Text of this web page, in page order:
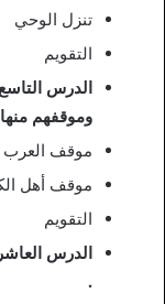
تنزل الوحي
التقويم
الدرس
وموقفهم منها
موقف العرب
موقف أهل
التقويم
الدرس
.